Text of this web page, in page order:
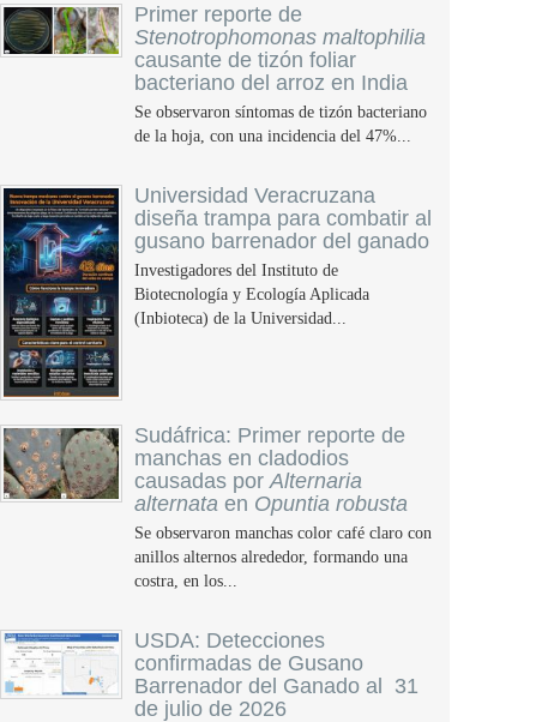
Primer reporte de
Stenotrophomonas maltophilia
causante de tizón foliar
bacteriano del arroz en India
Se observaron síntomas de tizón bacteriano
de la hoja, con una incidencia del 47%...
Universidad Veracruzana
diseña trampa para combatir al
gusano barrenador del ganado
Investigadores del Instituto de
Biotecnología y Ecología Aplicada
(Inbioteca) de la Universidad...
Sudáfrica: Primer reporte de
manchas en cladodios
causadas porAlternaria
alternata en Opuntia robusta
Se observaron manchas color café claro con
anillos alternos alrededor, formando una
costra, en los...
USDA: Detecciones
confirmadas de Gusano
Barrenador del Ganado al 31
de julio de 2026